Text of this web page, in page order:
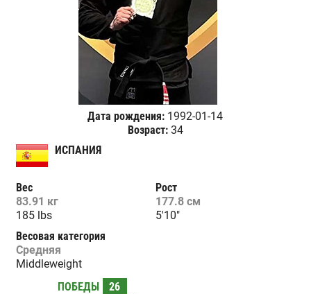
Дата рождения: 1992-01-14
Возраст:34
ИСПАНИЯ
Вес
83.91 кг
185 lbs
Рост
177.8 см
5'10"
Весовая категория
Средняя
Middleweight
ПОБЕДЫ
26